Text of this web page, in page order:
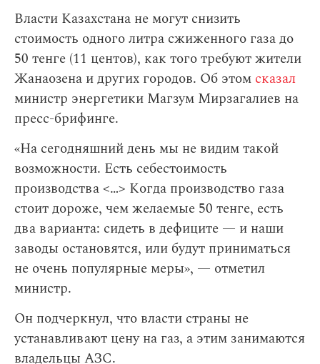
Власти Казахстана не могут снизить
стоимость одного литра сжиженного газа до
50 тенге (11 центов), как того требуют жители
Жанаозена и других городов. Об этом сказал
министр энергетики Магзум Мирзагалиев на
пресс-брифинге.
«На сегодняшний день мы не видим такой
возможности. Есть себестоимость
производства <…> Когда производство газа
стоит дороже, чем желаемые 50 тенге, есть
два варианта: сидеть в дефиците — и наши
заводы остановятся, или будут приниматься
не очень популярные меры», — отметил
министр.
Он подчеркнул, что власти страны не
устанавливают цену на газ, а этим занимаются
владельцы АЗС.